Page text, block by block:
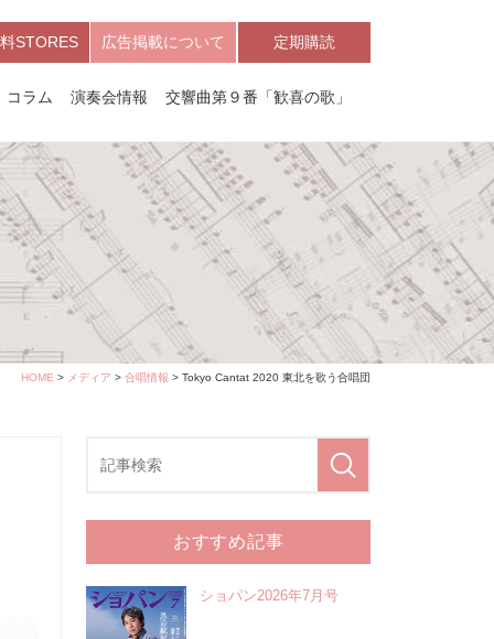
STORES 広告掲載について 定期購読
コラム 演奏会情報 交響曲第９番「歓喜の歌」
HOME > メディア > 合唱情報 > Tokyo Cantat 2020 東北を歌う合唱団
おすすめ記事
ショパン2026年7月号